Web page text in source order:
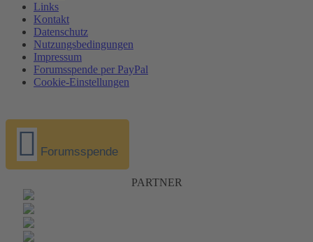
Links
Kontakt
Datenschutz
Nutzungsbedingungen
Impressum
Forumsspende per PayPal
Cookie-Einstellungen
Forumsspende
PARTNER